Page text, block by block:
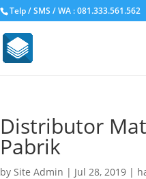
Telp / SMS / WA : 081.333.561.562
Distributor
Pabrik
bySite Admin | Jul 28, 2019 |